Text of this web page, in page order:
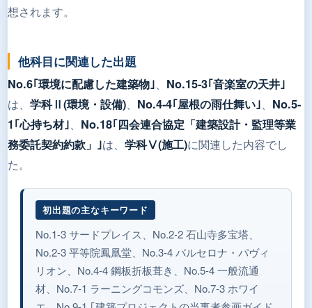
想されます。
他科目に関連した出題
No.6｢環境に配慮した建築物｣ No.15-3｢音楽室の天井｣
は、 学科Ⅱ(環境・設備) No.4-4｢屋根の雨仕舞い｣
No.5-
1｢心持ち材｣
No.18｢四会連合協定「建築設計・監理等業
務委託契約約款」｣は、 学科Ⅴ(施工)に関連した内容でし
た。
初出題の主なキーワード
No.1-3 サードプレイス、No.2-2 石山寺多宝塔、
No.2-3 平等院鳳凰堂、No.3-4 バルセロナ・パヴィ
リオン、No.4-4 鋼板折板葺き、No.5-4 一般流通
材、No.7-1 ラーニングコモンズ、No.7-3 ホワイ